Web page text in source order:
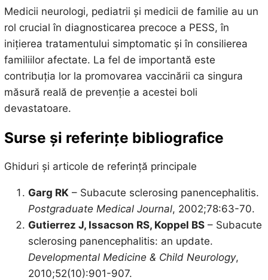
Medicii neurologi, pediatrii și medicii de familie au un
rol crucial în diagnosticarea precoce a PESS, în
inițierea tratamentului simptomatic și în consilierea
familiilor afectate. La fel de importantă este
contribuția lor la promovarea vaccinării ca singura
măsură reală de prevenție a acestei boli
devastatoare.
Surse și referințe bibliografice
Ghiduri și articole de referință principale
Garg RK – Subacute sclerosing panencephalitis.
Postgraduate Medical Journal, 2002;78:63-70.
Gutierrez J, Issacson RS, Koppel BS– Subacute
sclerosing panencephalitis: an update.
Developmental Medicine & Child Neurology,
2010;52(10):901-907.